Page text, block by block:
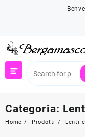
Categoria:
Home Prodotti Lenti